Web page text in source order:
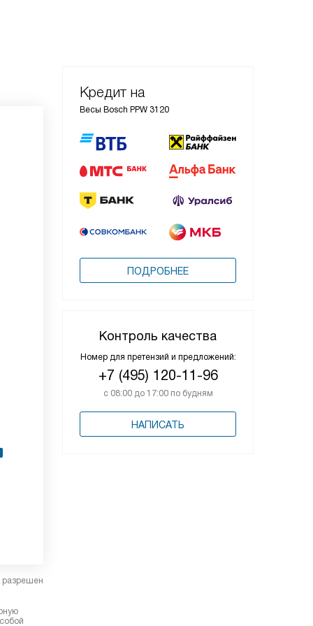
Кредит на
Весы Bosch PPW 3120
ПОДРОБНЕЕ
Контроль качества
Номер для претензий и предложений:
+7 (495) 120-11-96
с 08:00 до 17:00 по будням
НАПИСАТЬ
разрешен